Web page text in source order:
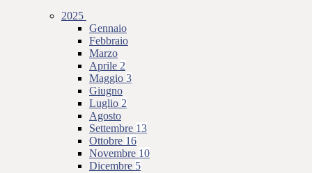
2025
Gennaio
Febbraio
Marzo
Aprile 2
Maggio 3
Giugno
Luglio 2
Agosto
Settembre 13
Ottobre 16
Novembre 10
Dicembre 5